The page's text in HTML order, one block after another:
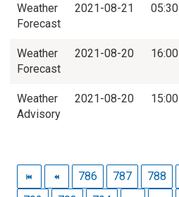
Weather
Forecast
2021-08-21 05:30
Weather
Forecast
2021-08-20 16:00
Weather
Advisory
2021-08-20 15:00
786 787 788